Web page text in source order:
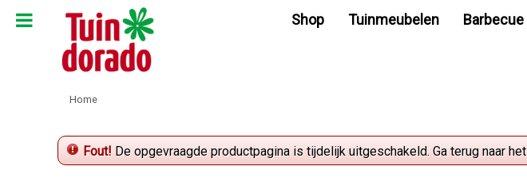
naar
Home
Shop Tuinmeubelen Barbecue
Fout! De opgevraagde productpagina is tijdelijk uitgeschakeld. Ga terug naar het